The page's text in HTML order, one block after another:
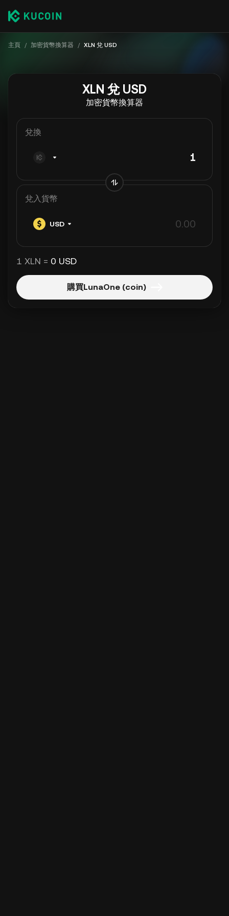
主頁 / 加密貨幣換算器 / XLN 兌 USD
XLN 兌 USD
加密貨幣換算器
兌換
兌入貨幣
USD
1 XLN = 0 USD
購買LunaOne (coin)